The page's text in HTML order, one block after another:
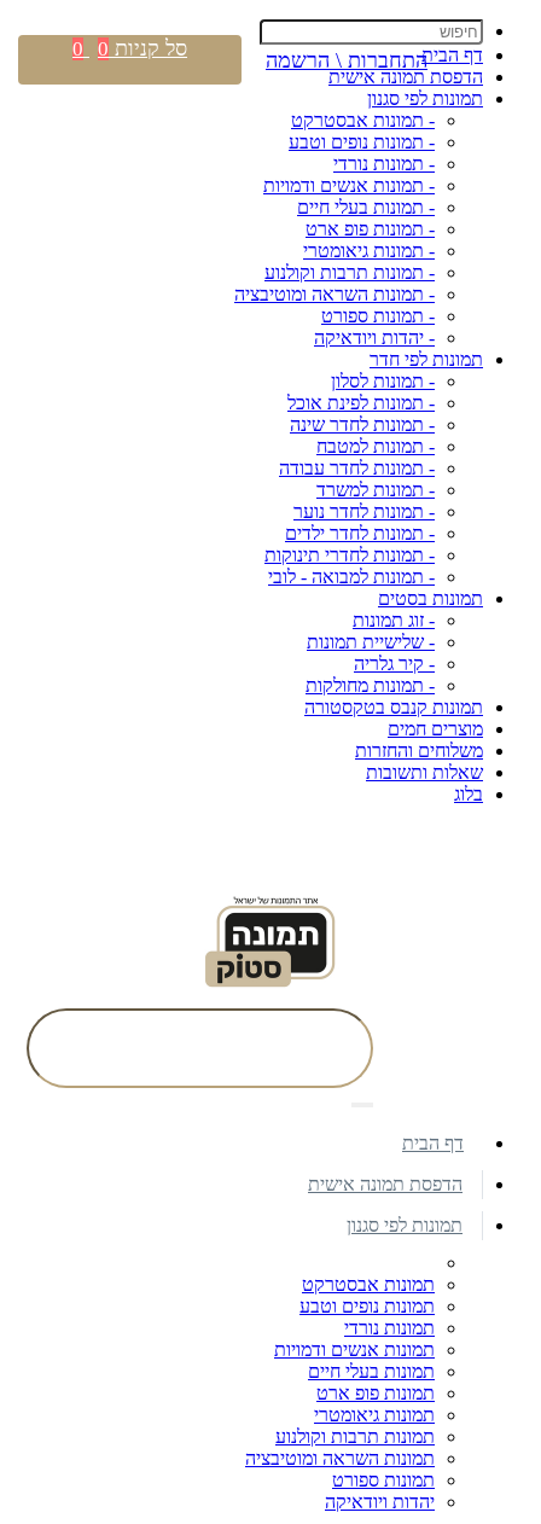
דף הבית
הדפסת תמונה אישית
תמונות לפי סגנון
- תמונות אבסטרקט
- תמונות נופים וטבע
- תמונות נורדי
- תמונות אנשים ודמויות
- תמונות בעלי חיים
- תמונות פופ ארט
- תמונות גיאומטרי
- תמונות תרבות וקולנוע
- תמונות השראה ומוטיבציה
- תמונות ספורט
- יהדות ויודאיקה
תמונות לפי חדר
- תמונות לסלון
- תמונות לפינת אוכל
- תמונות לחדר שינה
- תמונות למטבח
- תמונות לחדר עבודה
- תמונות למשרד
- תמונות לחדר נוער
- תמונות לחדר ילדים
- תמונות לחדרי תינוקות
- תמונות למבואה - לובי
תמונות בסטים
- זוג תמונות
- שלישיית תמונות
- קיר גלריה
- תמונות מחולקות
תמונות קנבס בטקסטורה
מוצרים חמים
משלוחים והחזרות
שאלות ותשובות
בלוג
התחברות \ הרשמה סל קניות 0
0
דף הבית
הדפסת תמונה אישית
תמונות לפי סגנון
תמונות אבסטרקט
תמונות נופים וטבע
תמונות נורדי
תמונות אנשים ודמויות
תמונות בעלי חיים
תמונות פופ ארט
תמונות גיאומטרי
תמונות תרבות וקולנוע
תמונות השראה ומוטיבציה
תמונות ספורט
יהדות ויודאיקה